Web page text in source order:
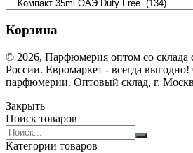
Корзина
© 2026, Парфюмерия оптом со склада
России. Евромаркет - всегда
парфюмерии. Оптовый склад, г.
Закрыть
Поиск товаров
Search
products:
Категории товаров